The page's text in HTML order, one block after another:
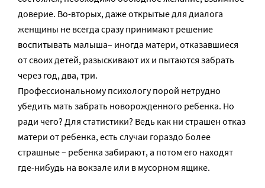
доверие. Во-вторых, даже открытые для диалога
женщины не всегда сразу принимают решение
воспитывать малыша– иногда матери, отказавшиеся
от своих детей, разыскивают их и пытаются забрать
через год, два, три.
Профессиональному психологу порой нетрудно
убедить мать забрать новорожденного ребенка. Но
ради чего? Для статистики? Ведь как ни страшен отказ
матери от ребенка, есть случаи гораздо более
страшные – ребенка забирают, а потом его находят
где-нибудь на вокзале или в мусорном ящике.